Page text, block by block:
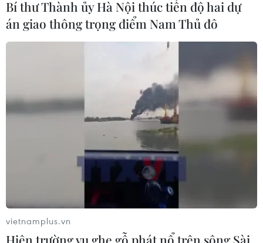
07/08/2026 08:21
17 giờ ngày 7/8, mở cửa tràn xả mặt
điều tiết hồ chứa thủy điện Lai Châu
Di dời hộ dân bị ảnh hưởng bụi, mùi
khét, tiếng ồn từ Trung tâm Điện lực
Bí thư Thành ủy Hà Nội thúc tiến độ hai dự
án giao thông trọng điểm Nam Thủ đô
vietnamplus.vn
Hiện trường vụ ghe gỗ phát nổ trên sông Sài